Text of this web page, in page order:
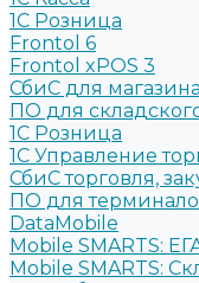
1С Розница
Frontol 6
Frontol xPOS 3
СбиС для магазина
ПО для
1C Розница
1С Управление
СбиС торговля,
ПО для
DataMobile
Mobile SMARTS:
Mobile SMARTS: